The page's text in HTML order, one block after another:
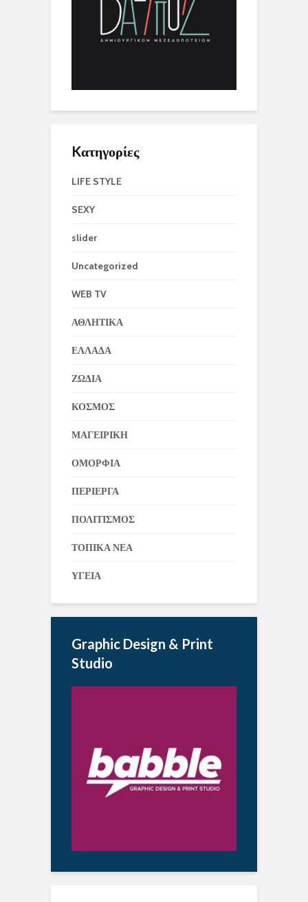
Kατηγορίες
LIFE STYLE
SEXY
slider
Uncategorized
WEB TV
ΑΘΛΗΤΙΚΑ
ΕΛΛΑΔΑ
ΖΩΔΙΑ
ΚΟΣΜΟΣ
ΜΑΓΕΙΡΙΚΗ
ΟΜΟΡΦΙΑ
ΠΕΡΙΕΡΓΑ
ΠΟΛΙΤΙΣΜΟΣ
ΤΟΠΙΚΑ ΝΕΑ
ΥΓΕΙΑ
Graphic Design & Print
Studio